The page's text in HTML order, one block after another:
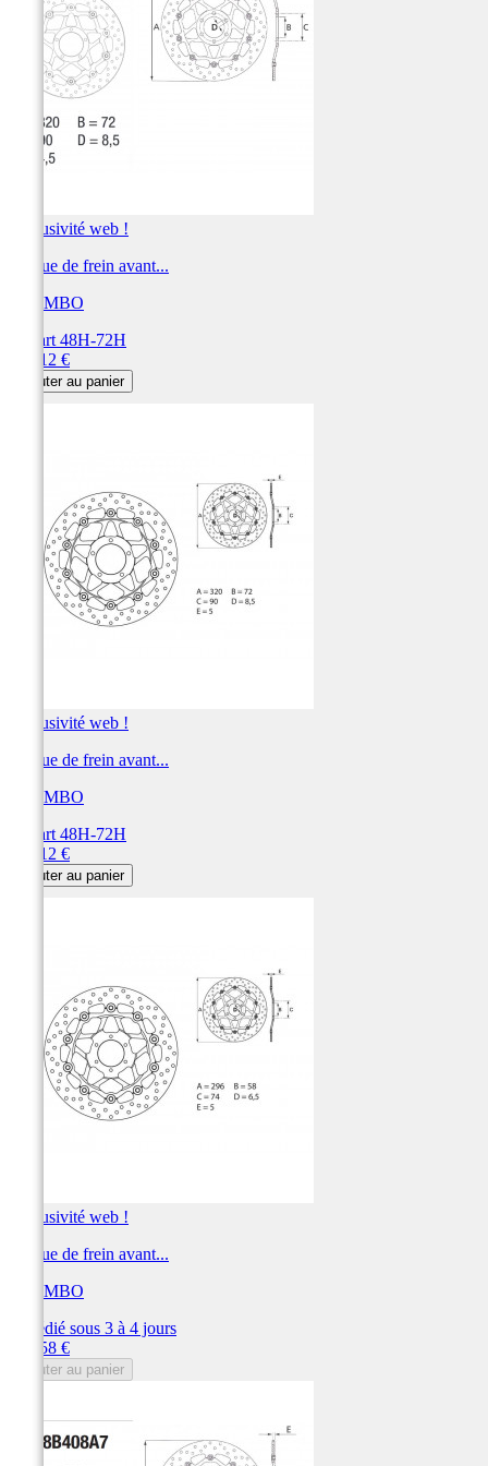
Exclusivité web !
Disque de frein avant...
BREMBO
Départ 48H-72H
377,12 €
Ajouter au panier
Exclusivité web !
Disque de frein avant...
BREMBO
Départ 48H-72H
377,12 €
Ajouter au panier
Exclusivité web !
Disque de frein avant...
BREMBO
Expédié sous 3 à 4 jours
375,58 €
Ajouter au panier